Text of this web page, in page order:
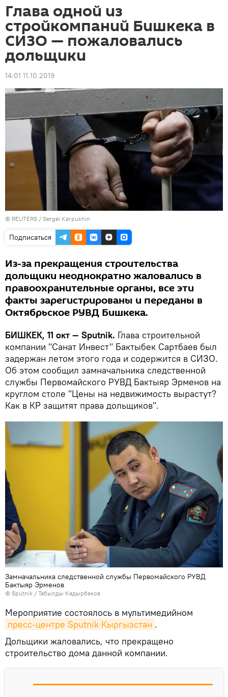
Глава одной из
стройкомпаний Бишкека в
СИЗО — пожаловались
дольщики
14:01 11.10.2019
© REUTERS / Sergei Karpukhin
Подписаться
Из-за прекращения строительства
дольщики неоднократно жаловались в
правоохранительные органы, все эти
факты зарегистрированы и переданы в
Октябрьское РУВД Бишкека.
БИШКЕК, 11 окт — Sputnik. Глава строительной
компании "Санат Инвест" Бактыбек Сартбаев был
задержан летом этого года и содержится в СИЗО.
Об этом сообщил замначальника следственной
службы Первомайского РУВД Бактыяр Эрменов на
круглом столе "Цены на недвижимость вырастут?
Как в КР защитят права дольщиков".
Замначальника следственной службы Первомайского РУВД
Бактыяр Эрменов
© Sputnik / Табылды Кадырбеков
Мероприятие состоялось в мультимедийном
пресс-центре Sputnik Кыргызстан .
Дольщики жаловались, что прекращено
строительство дома данной компании.